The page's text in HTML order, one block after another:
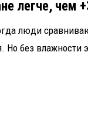
легче, чем
люди
Но без влажности